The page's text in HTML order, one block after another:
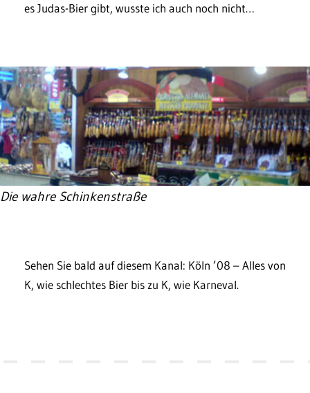
es Judas-Bier gibt, wusste ich auch noch nicht…
Die wahre Schinkenstraße
Sehen Sie bald auf diesem Kanal: Köln ’08 – Alles von
K, wie schlechtes Bier bis zu K, wie Karneval.